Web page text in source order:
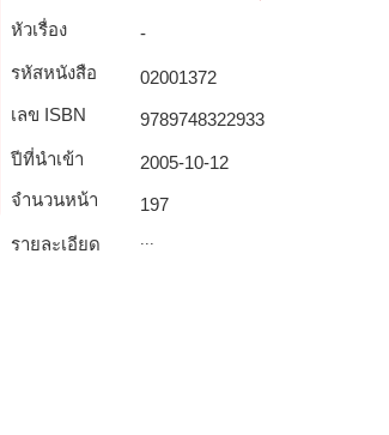
หัวเรื่อง
-
รหัสหนังสือ­
02001372
เลข ISBN
9789748322933
ปีที่นำเข้า
2005-10-12
จำนวนหน้า
197
รายละเอียด
...